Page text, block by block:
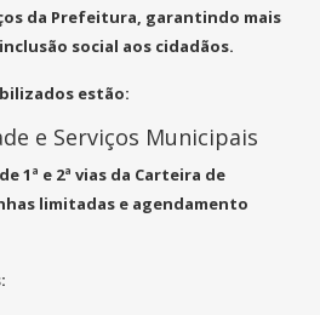
da Prefeitura, garantindo mais
social aos cidadãos.
estão:
e Serviços Municipais
1ª e 2ª vias da Carteira de
limitadas e agendamento